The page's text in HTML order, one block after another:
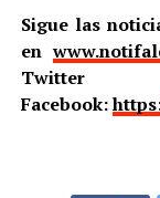
Sigue las
en
Twitter
Facebook: